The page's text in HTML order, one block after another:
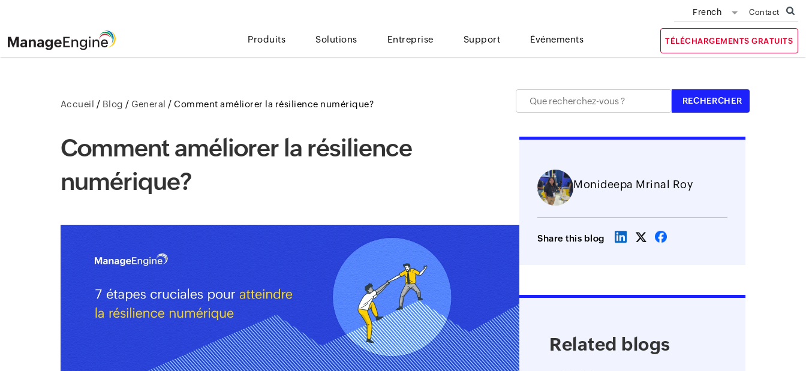
French Contact
Produits Solutions Entreprise Support Événements TÉLÉCHARGEMENTS GRATUITS
Accueil / Blog /General /Comment améliorer la résilience numérique?
Comment améliorer la résilience
numérique?
Monideepa Mrinal Roy
Share this blog
Related blogs